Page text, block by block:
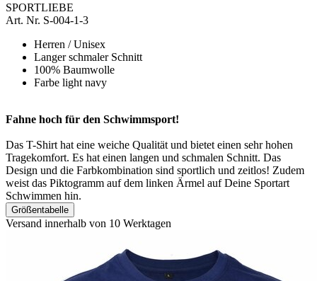
SPORTLIEBE
Art. Nr. S-004-1-3
Herren / Unisex
Langer schmaler Schnitt
100% Baumwolle
Farbe light navy
Fahne hoch für den Schwimmsport!
Das T-Shirt hat eine weiche Qualität und bietet einen sehr hohen
Tragekomfort. Es hat einen langen und schmalen Schnitt. Das
Design und die Farbkombination sind sportlich und zeitlos! Zudem
weist das Piktogramm auf dem linken Ärmel auf Deine Sportart
Schwimmen hin.
Größentabelle
Versand innerhalb von 10 Werktagen